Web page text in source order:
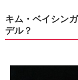
キム・ベイシン
デル？